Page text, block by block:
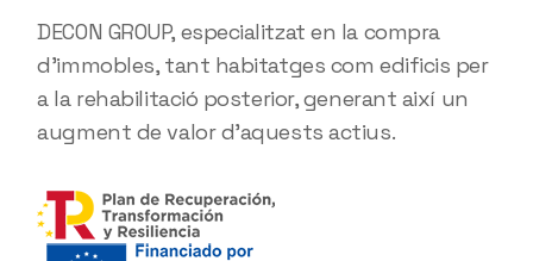
DECON GROUP, especialitzat en la compra
d'immobles, tant habitatges com edificis per
a la rehabilitació posterior, generant així un
augment de valor d'aquests actius.